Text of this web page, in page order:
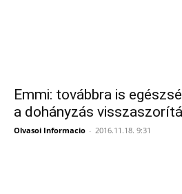
Emmi: továbbra is
a dohányzás
Olvasoi Informacio - 2016.11.18. 9:31